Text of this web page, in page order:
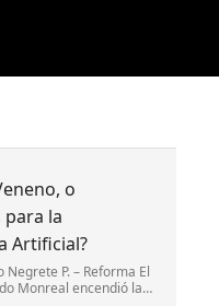
o
la
Artificial?
Negrete P. – Reforma El
Monreal encendió las